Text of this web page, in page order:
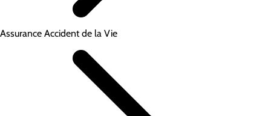
Assurance Accident de la Vie